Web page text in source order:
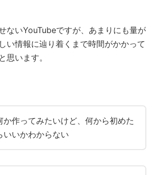
ないYouTubeですが、あまりにも量が
い情報に辿り着くまで時間がかかって
思います。
か作ってみたいけど、何から初めた
いいかわからない